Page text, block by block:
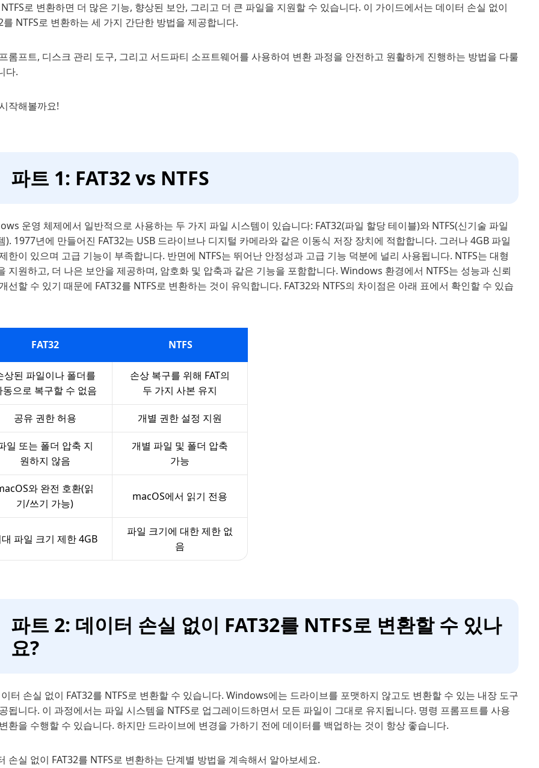
로 변환하면 더 많은 기능, 향상된 보안, 그리고 더 큰 파일을 지원할 수 있습니다. 이 가이드에서는 데이터 손실 없이
를 NTFS로 변환하는 세 가지 간단한 방법을 제공합니다.
롬프트, 디스크 관리 도구, 그리고 서드파티 소프트웨어를 사용하여 변환 과정을 안전하고 원활하게 진행하는 방법을 다룰
다.
작해볼까요!
파트 1: FAT32 vs NTFS
운영 체제에서 일반적으로 사용하는 두 가지 파일 시스템이 있습니다: FAT32(파일 할당 테이블)와 NTFS(신기술 파일
). 1977년에 만들어진 FAT32는 USB 드라이브나 디지털 카메라와 같은 이동식 저장 장치에 적합합니다. 그러나 4GB 파일
한이 있으며 고급 기능이 부족합니다. 반면에 NTFS는 뛰어난 안정성과 고급 기능 덕분에 널리 사용됩니다. NTFS는 대형
지원하고, 더 나은 보안을 제공하며, 암호화 및 압축과 같은 기능을 포함합니다. Windows 환경에서 NTFS는 성능과 신뢰
선할 수 있기 때문에 FAT32를 NTFS로 변환하는 것이 유익합니다. FAT32와 NTFS의 차이점은 아래 표에서 확인할 수 있습
FAT32 NTFS
상된 파일이나 폴더를
동으로 복구할 수 없음
손상 복구를 위해 FAT의
두 가지 사본 유지
공유 권한 허용 개별 권한 설정 지원
일 또는 폴더 압축 지
원하지 않음
개별 파일 및 폴더 압축
가능
와 완전 호환(읽
기/쓰기 가능)
macOS에서 읽기 전용
파일 크기 제한 4GB
파일 크기에 대한 제한 없
음
파트 2: 데이터 손실 없이 FAT32를 NTFS로 변환할 수 있나
요?
터 손실 없이 FAT32를 NTFS로 변환할 수 있습니다. Windows에는 드라이브를 포맷하지 않고도 변환할 수 있는 내장 도구
됩니다. 이 과정에서는 파일 시스템을 NTFS로 업그레이드하면서 모든 파일이 그대로 유지됩니다. 명령 프롬프트를 사용
환을 수행할 수 있습니다. 하지만 드라이브에 변경을 가하기 전에 데이터를 백업하는 것이 항상 좋습니다.
손실 없이 FAT32를 NTFS로 변환하는 단계별 방법을 계속해서 알아보세요.